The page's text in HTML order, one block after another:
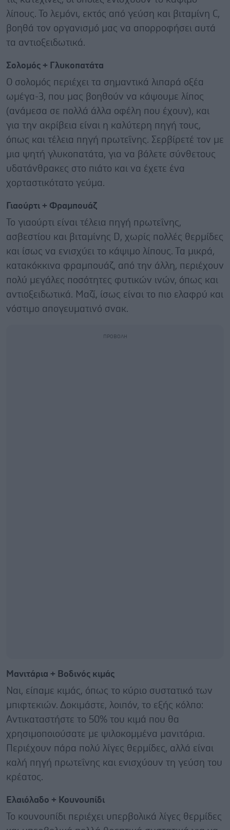
λίπους. Το λεμόνι, εκτός από γεύση και βιταμίνη C,
βοηθά τον οργανισμό μας να απορροφήσει αυτά
τα αντιοξειδωτικά.
Σολομός + Γλυκοπατάτα
Ο σολομός περιέχει τα σημαντικά λιπαρά οξέα
ωμέγα-3, που μας βοηθούν να κάψουμε λίπος
(ανάμεσα σε πολλά άλλα οφέλη που έχουν), και
για την ακρίβεια είναι η καλύτερη πηγή τους,
όπως και τέλεια πηγή πρωτεΐνης. Σερβίρετέ τον με
μια ψητή γλυκοπατάτα, για να βάλετε σύνθετους
υδατάνθρακες στο πιάτο και να έχετε ένα
χορταστικότατο γεύμα.
Γιαούρτι + Φραμπουάζ
Το γιαούρτι είναι τέλεια πηγή πρωτεΐνης,
ασβεστίου και βιταμίνης D, χωρίς πολλές θερμίδες
και ίσως να ενισχύει το κάψιμο λίπους. Τα μικρά,
κατακόκκινα φραμπουάζ, από την άλλη, περιέχουν
πολύ μεγάλες ποσότητες φυτικών ινών, όπως και
αντιοξειδωτικά. Μαζί, ίσως είναι το πιο ελαφρύ και
νόστιμο απογευματινό σνακ.
Μανιτάρια + Βοδινός κιμάς
Ναι, είπαμε κιμάς, όπως το κύριο συστατικό των
μπιφτεκιών. Δοκιμάστε, λοιπόν, το εξής κόλπο:
Αντικαταστήστε το 50% του κιμά που θα
χρησιμοποιούσατε με ψιλοκομμένα μανιτάρια.
Περιέχουν πάρα πολύ λίγες θερμίδες, αλλά είναι
καλή πηγή πρωτεΐνης και ενισχύουν τη γεύση του
κρέατος.
Ελαιόλαδο + Κουνουπίδι
Το κουνουπίδι περιέχει υπερβολικά λίγες θερμίδες